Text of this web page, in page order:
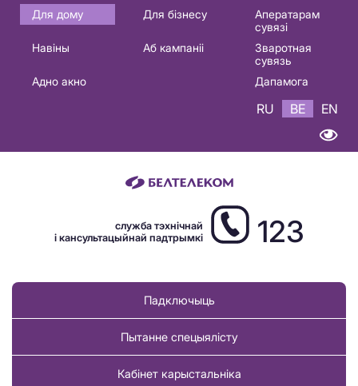
Основная
навигация
Для дому Для бізнесу
Аператарам
сувязі
Навіны
Аб кампаніі
Зваротная
сувязь
Адно акно
Дапамога
RU BE EN
служба тэхнічнай
і кансультацыйнай падтрымкі
123
Падключыць
Пытанне спецыялісту
Кабінет карыстальніка